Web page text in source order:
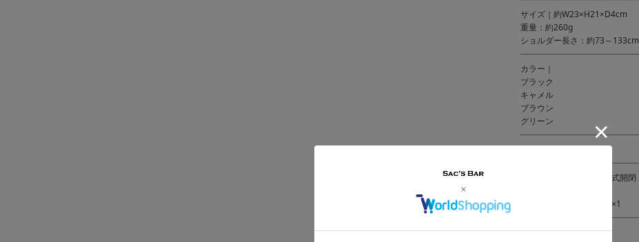
サイズ｜約W23×H21×D4cm
重量：約260g
ショルダー長さ：約73～
カラー｜
ブラック
キャメル
ブラウン
グリーン
素材｜山羊革 ゴート
仕様｜ダブルファスナー式開閉
背面：オープンポケット×1
備考｜日本製